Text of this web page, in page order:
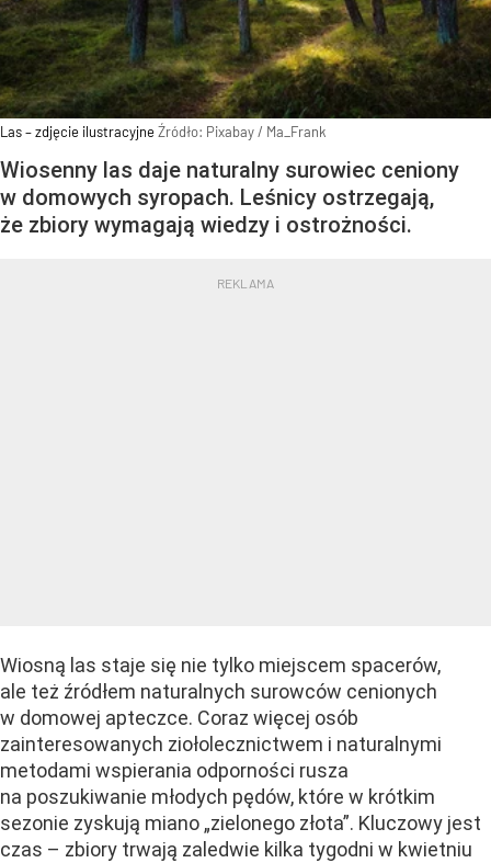
Las – zdjęcie ilustracyjneŹródło: Pixabay/ Ma_Frank
Wiosenny las daje naturalny surowiec ceniony
w domowych syropach. Leśnicy ostrzegają,
że zbiory wymagają wiedzy i ostrożności.
Wiosną las staje się nie tylko miejscem spacerów,
ale też źródłem naturalnych surowców cenionych
w domowej apteczce. Coraz więcej osób
zainteresowanych ziołolecznictwem i naturalnymi
metodami wspierania odporności rusza
na poszukiwanie młodych pędów, które w krótkim
sezonie zyskują miano „zielonego złota”. Kluczowy jest
czas – zbiory trwają zaledwie kilka tygodni w kwietniu